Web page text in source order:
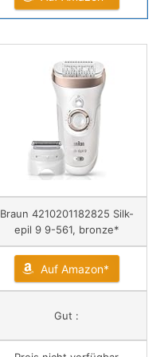
Braun 4210201182825 Silk-
epil 9 9-561, bronze*
Auf Amazon*
Gut :